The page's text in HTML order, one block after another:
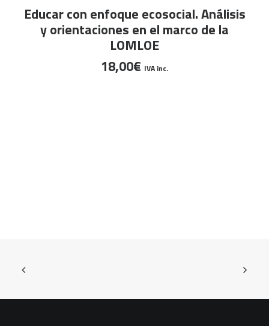
LEER MÁS
Educar con enfoque ecosocial. Análisis
y orientaciones en el marco de la
LOMLOE
18,00€ IVA inc.